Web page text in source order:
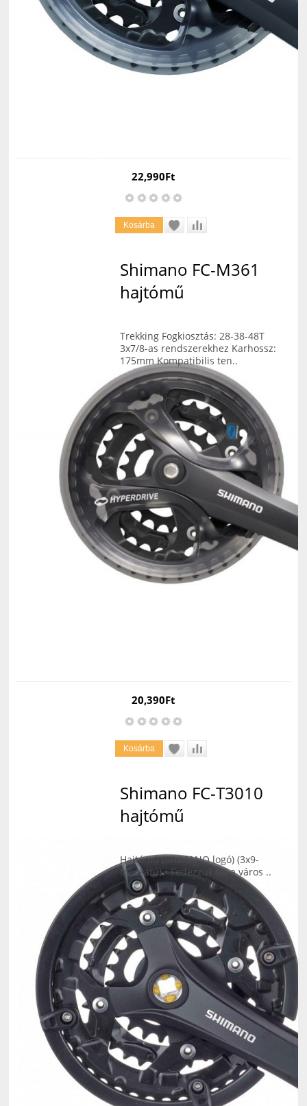
22,990Ft
Shimano FC-M361
hajtómű
Trekking Fogkiosztás: 28-38-48T
3x7/8-as rendszerekhez Karhossz:
175mm Kompatibilis ten..
20,390Ft
Shimano FC-T3010
hajtómű
Hajtómű (SHIMANO logó) (3x9-
fokozatú) • Fedezzük fel a város ..